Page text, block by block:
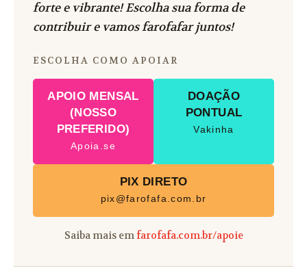
forte e vibrante! Escolha sua forma de
contribuir e vamos farofafar juntos!
ESCOLHA COMO APOIAR
APOIO MENSAL
(NOSSO
PREFERIDO)
Apoia.se
DOAÇÃO
PONTUAL
Vakinha
PIX DIRETO
pix@farofafa.com.br
Saiba mais emfarofafa.com.br/apoie